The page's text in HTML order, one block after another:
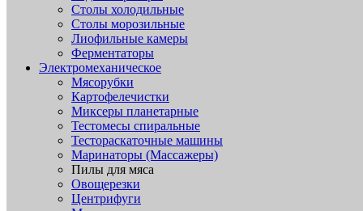
Столы холодильные
Столы морозильные
Лиофильные камеры
Ферментаторы
Электромеханическое
Мясорубки
Картофелечистки
Миксеры планетарные
Тестомесы спиральные
Тестораскаточные машины
Маринаторы (Массажеры)
Пилы для мяса
Овощерезки
Центрифуги